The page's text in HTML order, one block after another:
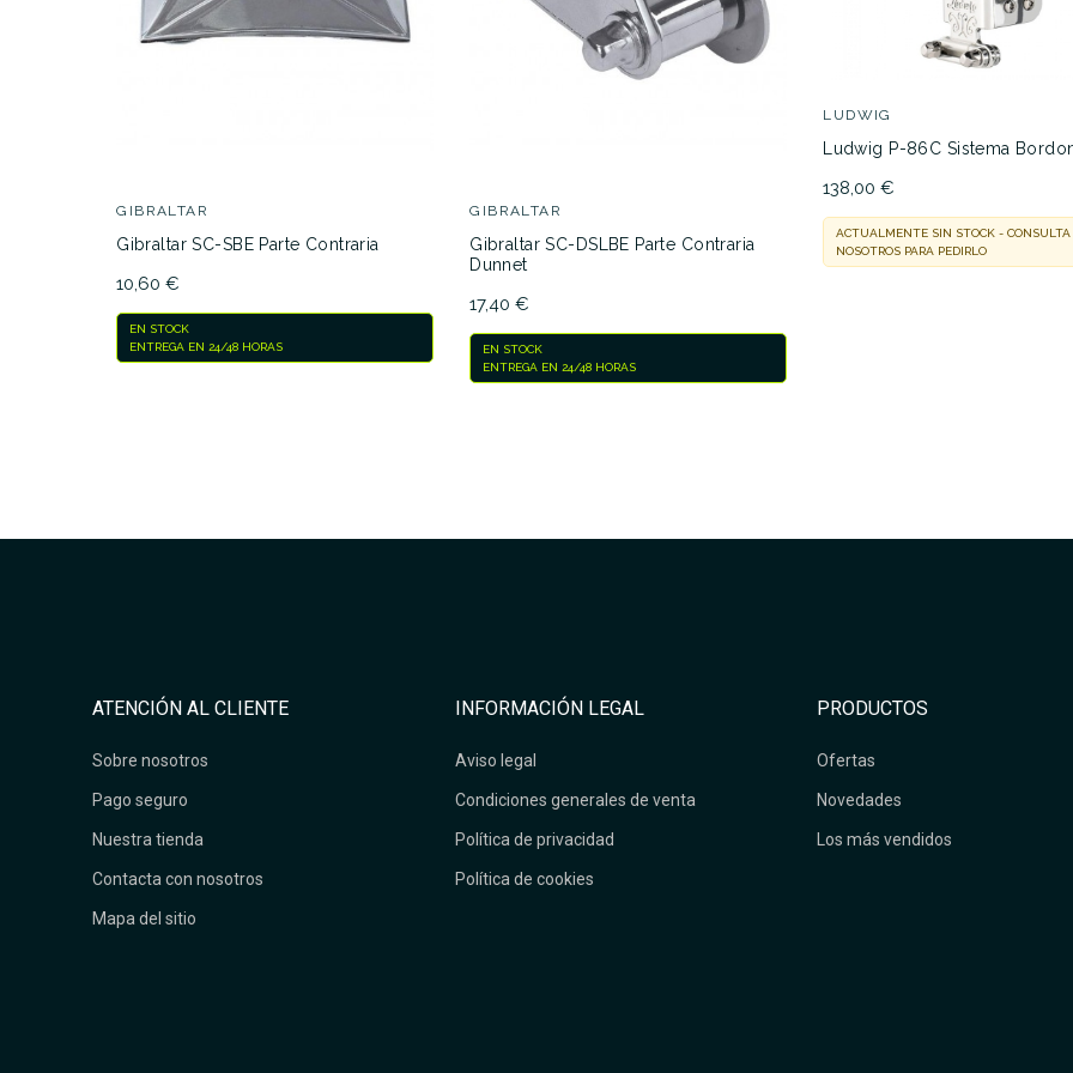
AVAILABILITY
No hay características para
GIBRALTAR
Gibraltar SC-SBE Parte Contraria
10,60 €
EN STOCK
ENTREGA EN 24/48 HORAS
GIBRALTAR
Gibraltar SC-DSLBE Parte Contraria
Dunnet
17,40 €
EN STOCK
ENTREGA EN 24/48 HORAS
LUDWIG
Ludwig P-86C Sistema
138,00 €
ACTUALMENTE SIN STOCK - CONSULTA
NOSOTROS PARA PEDIRLO
ATENCIÓN AL CLIENTE
Sobre nosotros
Pago seguro
Nuestra tienda
Contacta con nosotros
Mapa del sitio
INFORMACIÓN LEGAL
Aviso legal
Condiciones generales de venta
Política de privacidad
Política de cookies
PRODUCTOS
Ofertas
Novedades
Los más vendidos